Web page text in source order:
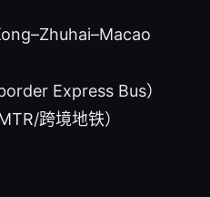
Express Bus）
跨境地铁）